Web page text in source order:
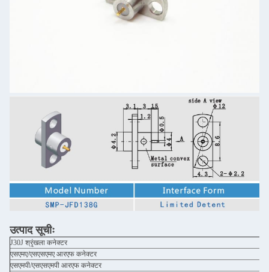
उत्पाद सूचीः
J30J श्रृंखला कनेक्टर
एसएमए/एसएसएमए आरएफ कनेक्टर
एसएमपी/एसएसएमपी आरएफ कनेक्टर